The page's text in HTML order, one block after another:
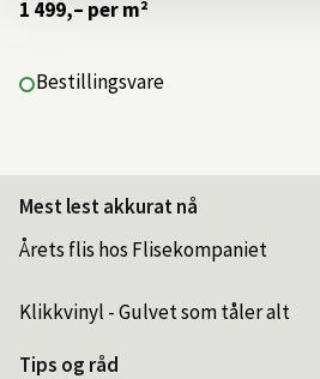
1 499,– per m²
Bestillingsvare
Mest lest akkurat nå
Årets flis hos Flisekompaniet
Klikkvinyl - Gulvet som tåler alt
Tips og råd